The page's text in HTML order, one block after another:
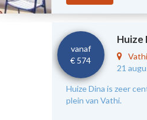
vanaf
€ 574
Huize
Vathi
21
Huize Dina is zeer
plein van Vathi.